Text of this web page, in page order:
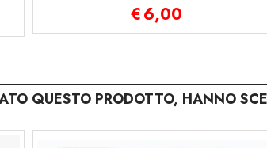
€6,00
QUESTO PRODOTTO, HANNO